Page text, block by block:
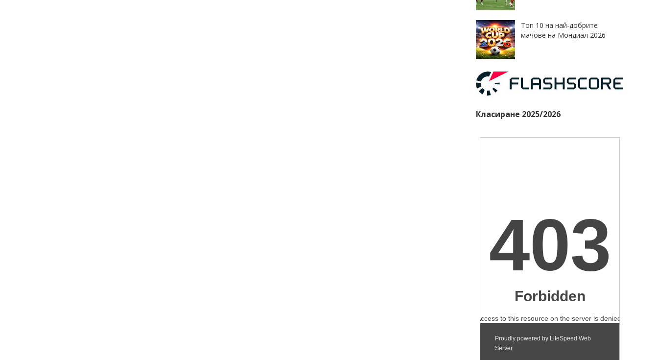
Топ 10 на най-добрите
мачове на Мондиал 2026
Класиране 2025/2026